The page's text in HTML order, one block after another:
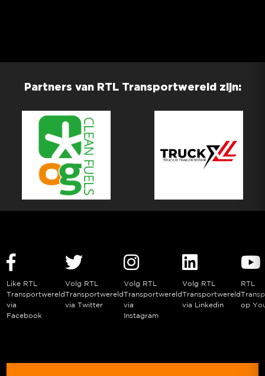
Partners van RTL Transportwereld zijn:
Like RTL
Transportwereld
via
Facebook
Volg RTL
Transportwereld
via Twitter
Volg RTL
Transportwereld
via
Instagram
Volg RTL
Transportwereld
via Linkedin
RTL
op